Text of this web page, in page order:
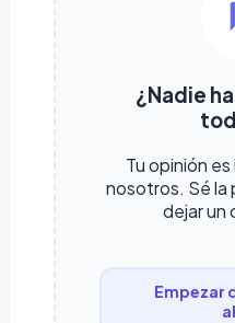
¿Nadie
Tu opinión
nosotros. Sé la
dejar un
Empezar